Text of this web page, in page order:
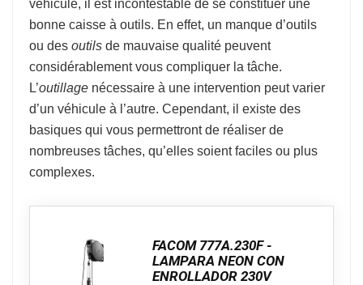
véhicule, il est incontestable de se constituer une
bonne caisse à outils. En effet, un manque d’outils
ou des outils de mauvaise qualité peuvent
considérablement vous compliquer la tâche.
L’outillage nécessaire à une intervention peut varier
d’un véhicule à l’autre. Cependant, il existe des
basiques qui vous permettront de réaliser de
nombreuses tâches, qu’elles soient faciles ou plus
complexes.
FACOM 777A.230F -
LAMPARA NEON CON
ENROLLADOR 230V